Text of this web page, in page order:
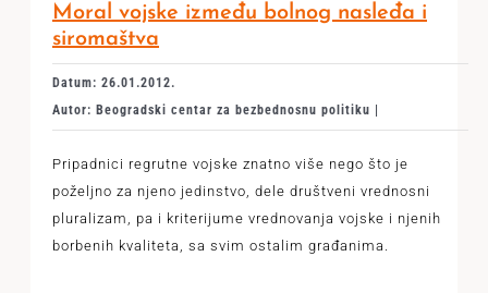
Moral vojske između bolnog nasleđa i
siromaštva
Datum: 26.01.2012.
Autor: Beogradski centar za bezbednosnu politiku |
Pripadnici regrutne vojske znatno više nego što je
poželjno za njeno jedinstvo, dele društveni vrednosni
pluralizam, pa i kriterijume vrednovanja vojske i njenih
borbenih kvaliteta, sa svim ostalim građanima.